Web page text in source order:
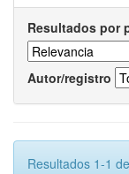
Resultados por
Autor/registro
Resultados 1-1